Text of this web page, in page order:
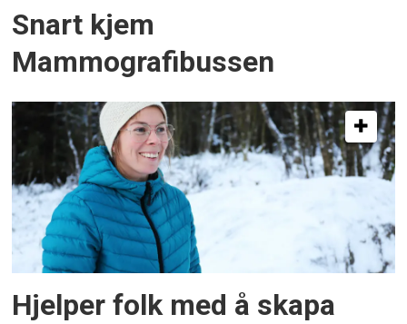
Snart kjem
Mammografibussen
Hjelper folk med å skapa